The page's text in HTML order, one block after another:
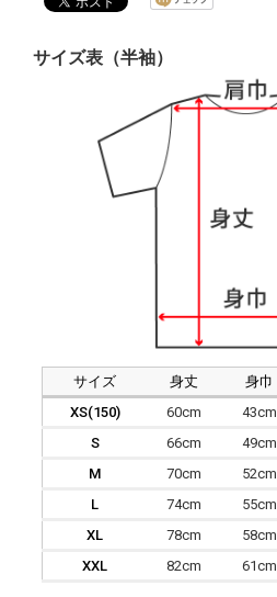
サイズ表（半袖）
サイズ 身丈 身巾
XS(150)
60cm 43cm
S
66cm 49cm
M
70cm 52cm
L
74cm 55cm
XL
78cm 58cm
XXL
82cm 61cm